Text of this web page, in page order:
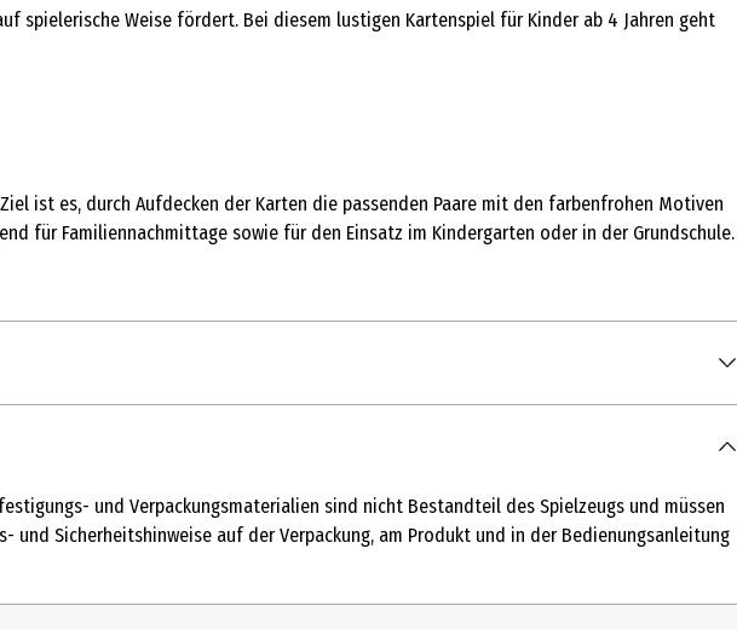
spielerische Weise fördert. Bei diesem lustigen Kartenspiel für Kinder ab 4 Jahren geht
ist es, durch Aufdecken der Karten die passenden Paare mit den farbenfrohen Motiven
für Familiennachmittage sowie für den Einsatz im Kindergarten oder in der Grundschule.
und Verpackungsmaterialien sind nicht Bestandteil des Spielzeugs und müssen
Sicherheitshinweise auf der Verpackung, am Produkt und in der Bedienungsanleitung